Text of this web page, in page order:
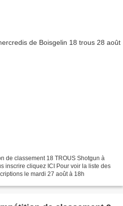
de classement 18 TROUS Shotgun à
inscrire cliquez ICI Pour voir la liste des
le mardi 27 août à 18h